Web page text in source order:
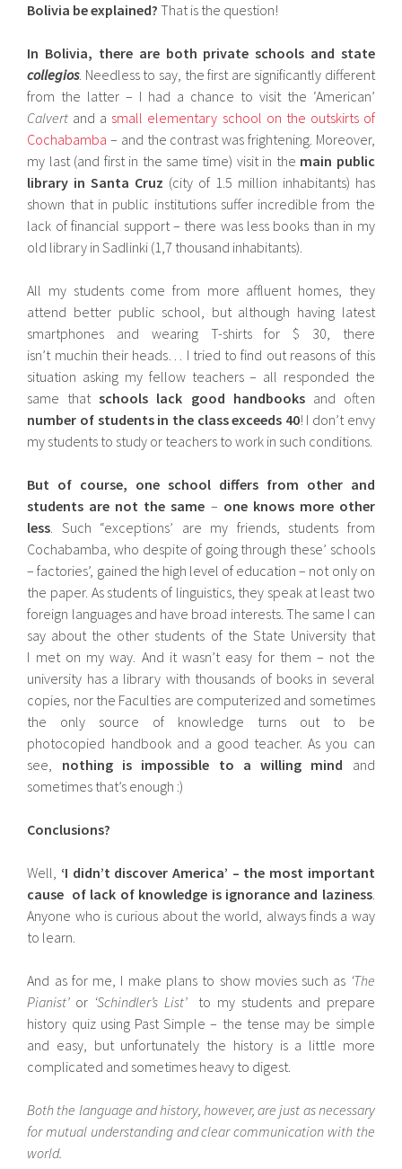
Bolivia be explained? That is the question!
In Bolivia, there are both private schools and state
collegios. Needless to say, the first are significantly different
from the latter – I had a chance to visit the ‘American’
Calvert and a small elementary school on the outskirts of
Cochabamba– and the contrast was frightening. Moreover,
my last (and first in the same time) visit in the main public
library in Santa Cruz (city of 1.5 million inhabitants) has
shown that in public institutions suffer incredible from the
lack of financial support – there was less books than in my
old library in Sadlinki (1,7 thousand inhabitants).
All my students come from more affluent homes, they
attend better public school, but although having latest
smartphones and wearing T-shirts for $ 30, there
isn’t muchin their heads… I tried to find out reasons of this
situation asking my fellow teachers – all responded the
same thatschools lack good handbooksand often
number of students in the class exceeds 40! I don’t envy
my students to study or teachers to work in such conditions.
But of course, one school differs from other and
students are not the same – one knows more other
less. Such “exceptions’ are my friends, students from
Cochabamba, who despite of going through these’ schools
– factories’, gained the high level of education – not only on
the paper. As students of linguistics, they speak at least two
foreign languages ​​and have broad interests. The same I can
say about the other students of the State University that
I met on my way. And it wasn’t easy for them – not the
university has a library with thousands of books in several
copies, nor the Faculties are computerized and sometimes
the only source of knowledge turns out to be
photocopied handbook and a good teacher. As you can
see, nothing is impossible to a willing mind and
sometimes that’s enough :)
Conclusions?
Well, ‘I didn’t discover America’ – the most important
cause of lack of knowledge is ignorance and laziness.
Anyone who is curious about the world, always finds a way
to learn.
And as for me, I make plans to show movies such as ‘The
Pianist’or ‘Schindler’s List’
to my students and prepare
history quiz using Past Simple – the tense may be simple
and easy, but unfortunately the history is a little more
complicated and sometimes heavy to digest.
Both the language and history, however, are just as necessary
for mutual understanding and clear communication with the
world.